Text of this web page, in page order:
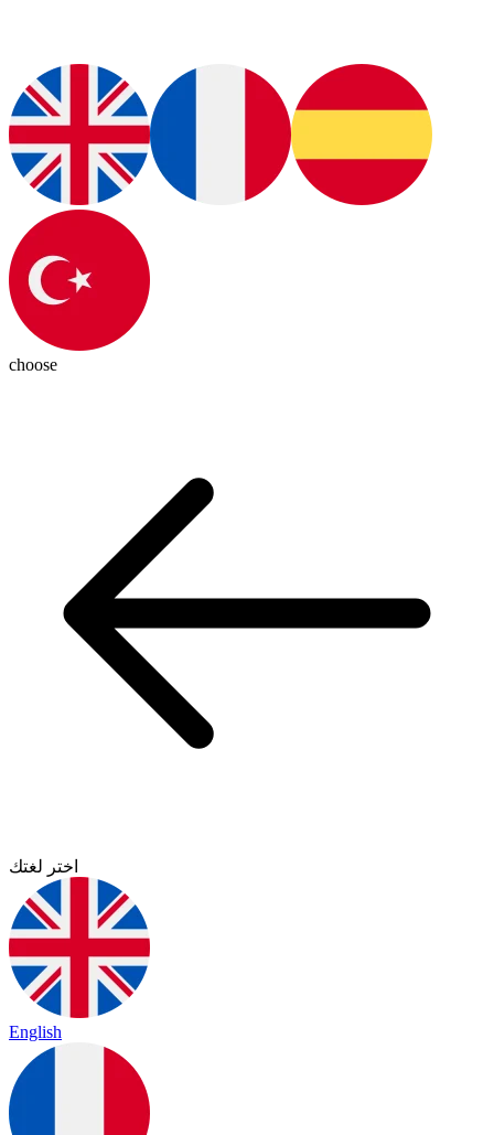
choose
اختر لغتك
English